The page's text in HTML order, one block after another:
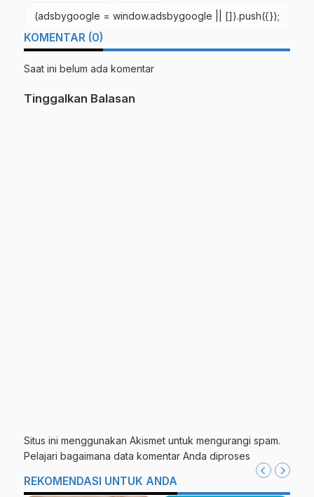
(adsbygoogle = window.adsbygoogle || []).push({});
KOMENTAR (0)
Saat ini belum ada komentar
Tinggalkan Balasan
Situs ini menggunakan Akismet untuk mengurangi spam.
Pelajari bagaimana data komentar Anda diproses
REKOMENDASI UNTUK ANDA